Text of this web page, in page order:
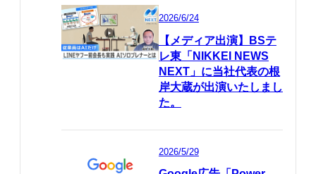
2026/6/24
【メディア出演】BSテ
レ東「NIKKEI NEWS
NEXT」に当社代表の根
岸大蔵が出演いたしまし
た。
2026/5/29